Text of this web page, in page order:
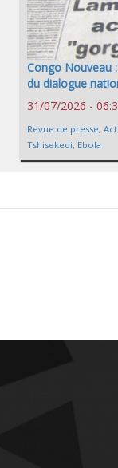
Congo Nouveau
du dialogue
31/07/2026 -
Revue de presse,
Tshisekedi, Ebola